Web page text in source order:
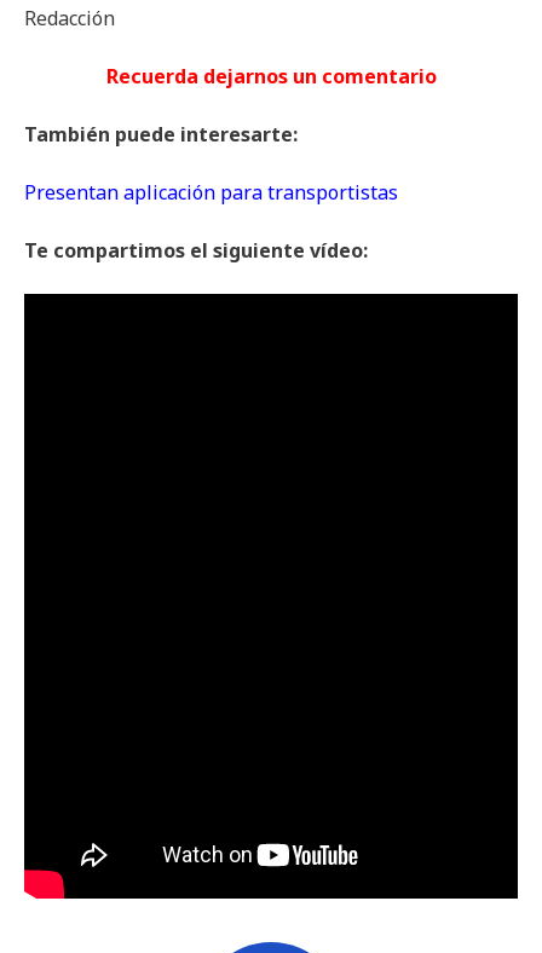
Redacción
Recuerda dejarnos un comentario
También puede interesarte:
Presentan aplicación para transportistas
Te compartimos el siguiente vídeo: